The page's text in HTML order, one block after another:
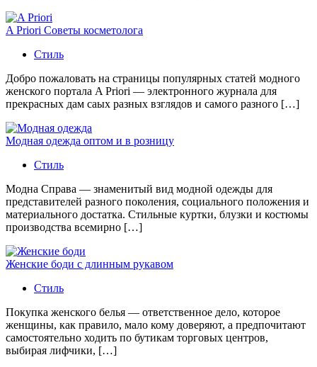
A Priori Советы косметолога
Стиль
Добро пожаловать на страницы популярных статей модного
женского портала A Priori — электронного журнала для
прекрасных дам саых разных взглядов и самого разного […]
Модная одежда оптом и в розницу
Стиль
Модна Справа — знаменитый вид модной одежды для
представителей разного поколения, социального положения и
материального достатка. Стильные куртки, блузки и костюмы
производства всемирно […]
Женские боди с длинным рукавом
Стиль
Покупка женского белья — ответственное дело, которое
женщины, как правило, мало кому доверяют, а предпочитают
самостоятельно ходить по бутикам торговых центров,
выбирая лифчики, […]